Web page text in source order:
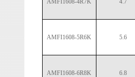
AMFI1608-4R7K 4.7
AMFI1608-5R6K 5.6
AMFI1608-6R8K 6.8